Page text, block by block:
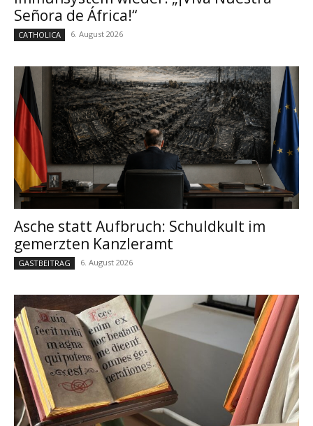
Señora de África!“
CATHOLICA 6. August 2026
Asche statt Aufbruch: Schuldkult im
gemerzten Kanzleramt
GASTBEITRAG 6. August 2026